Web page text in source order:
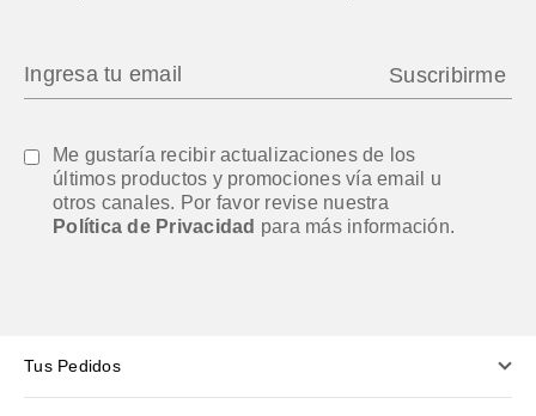
Me gustaría recibir actualizaciones de los
últimos productos y promociones vía email u
otros canales. Por favor revise nuestra
Política de Privacidad para más información.
Tus Pedidos